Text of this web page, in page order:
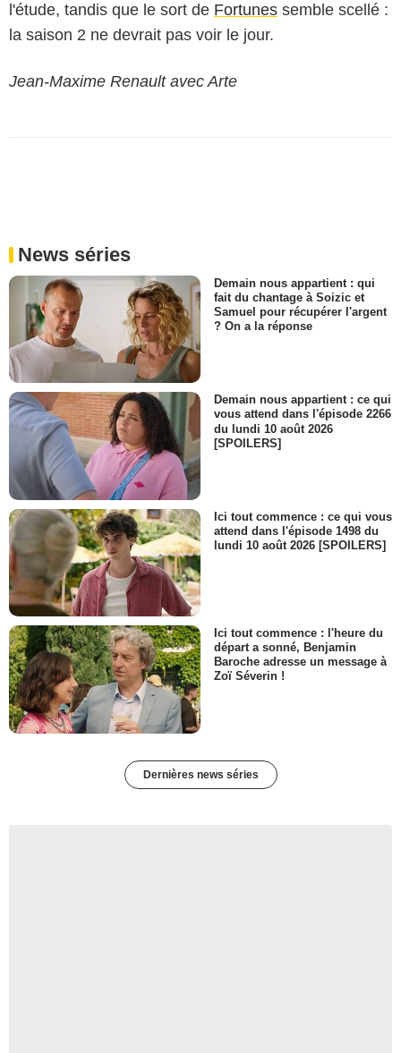
l'étude, tandis que le sort de Fortunes semble scellé :
la saison 2 ne devrait pas voir le jour.
Jean-Maxime Renault avec Arte
News séries
Demain nous appartient : qui
fait du chantage à Soizic et
Samuel pour récupérer l'argent
? On a la réponse
Demain nous appartient : ce qui
vous attend dans l'épisode 2266
du lundi 10 août 2026
[SPOILERS]
Ici tout commence : ce qui vous
attend dans l'épisode 1498 du
lundi 10 août 2026 [SPOILERS]
Ici tout commence : l'heure du
départ a sonné, Benjamin
Baroche adresse un message à
Zoï Séverin !
Dernières news séries